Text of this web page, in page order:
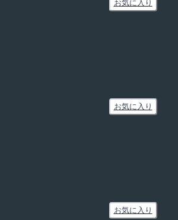
お気に入り
お気に入り
お気に入り